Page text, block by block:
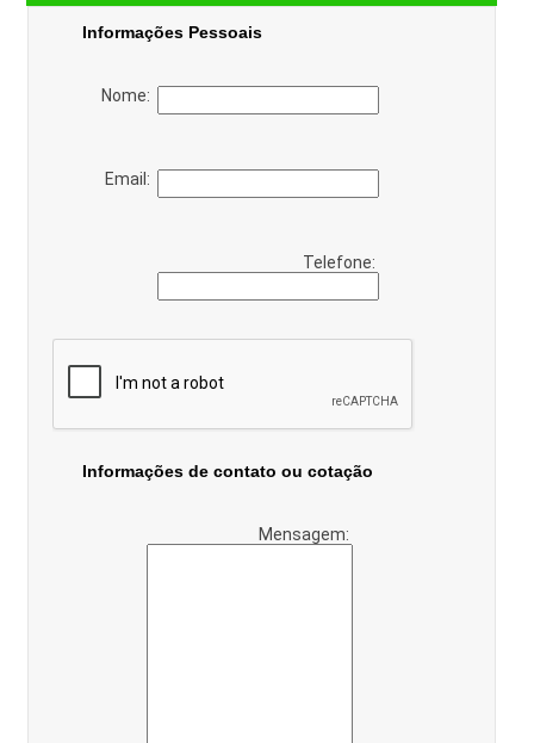
Informações Pessoais
Nome:
Email:
Telefone:
Informações de contato ou cotação
Mensagem: